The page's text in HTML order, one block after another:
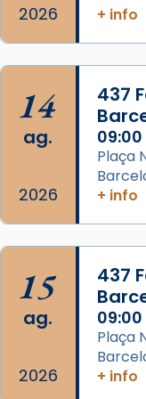
L’arquebisbe
📸 Dr. G. Simón
Photo
View on Facebook ·
Memòria de
Semproniana,
Acompanyant
partir de
que les
Semproniana
2026
+ info
14
ag.
2026
437
09:00
Plaça
+ info
15
ag.
2026
437
09:00
Plaça
+ info